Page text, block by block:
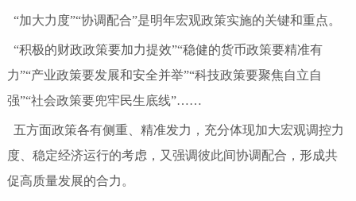
“加大力度”“协调配合”是明年宏观政策实施的关键和重点。
“积极的财政政策要加力提效”“稳健的货币政策要精准有
力”“产业政策要发展和安全并举”“科技政策要聚焦自立自
强”“社会政策要兜牢民生底线”……
五方面政策各有侧重、精准发力，充分体现加大宏观调控力
度、稳定经济运行的考虑，又强调彼此间协调配合，形成共
促高质量发展的合力。